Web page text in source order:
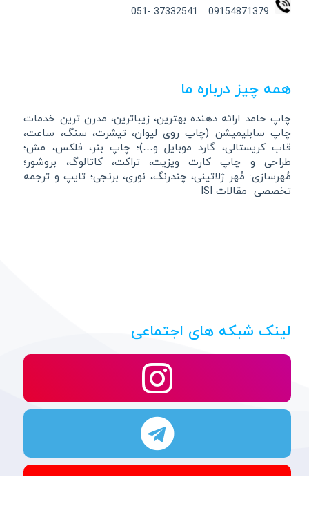
همه چیز درباره ما
چاپ حامد ارائه دهنده بهترین، زیباترین، مدرن ترین خدمات
چاپ سابلیمیشن (چاپ روی لیوان، تیشرت، سنگ، ساعت،
قاب کریستالی، گارد موبایل و…)؛ چاپ بنر، فلکس، مش؛
طراحی و چاپ کارت ویزیت، تراکت، کاتالوگ، بروشور؛
مُهرسازی: مُهر ژلاتینی، چندرنگ، نوری، برنجی؛ تایپ و ترجمه
تخصصی مقالات ISI
لینک شبکه های اجتماعی